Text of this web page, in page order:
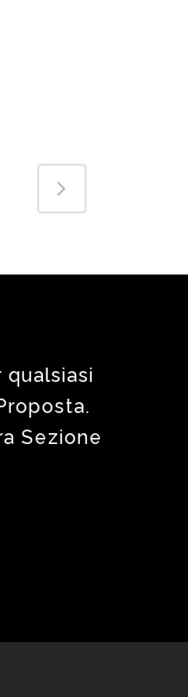
qualsiasi
Sezione